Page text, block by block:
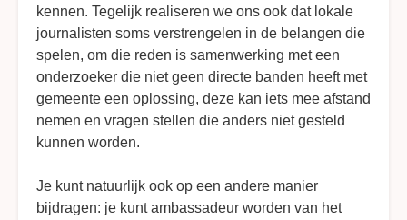
kennen. Tegelijk realiseren we ons ook dat lokale
journalisten soms verstrengelen in de belangen die
spelen, om die reden is samenwerking met een
onderzoeker die niet geen directe banden heeft met
gemeente een oplossing, deze kan iets mee afstand
nemen en vragen stellen die anders niet gesteld
kunnen worden.
Je kunt natuurlijk ook op een andere manier
bijdragen: je kunt ambassadeur worden van het